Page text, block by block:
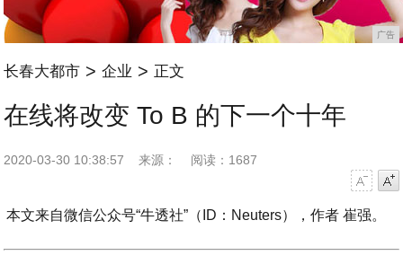
广告
长春大都市 > 企业 > 正文
在线将改变 To B 的下一个十年
2020-03-30 10:38:57 来源：
阅读：1687
本文来自微信公众号“牛透社”（ID：Neuters），作者 崔强。